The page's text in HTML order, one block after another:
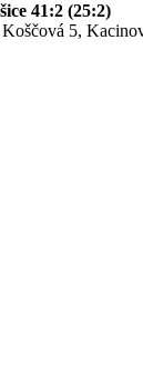
41:2 (25:2)
5,